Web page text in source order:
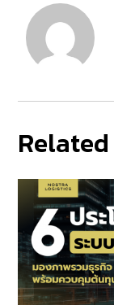
Related